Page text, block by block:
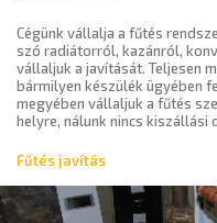
Cégünk vállalja a fűtés
szó radiátorról, kazánról,
vállaljuk a javítását. Teljesen
bármilyen készülék ügyében
megyében vállaljuk a fűtés
helyre, nálunk nincs kiszállási
Fűtés javítás